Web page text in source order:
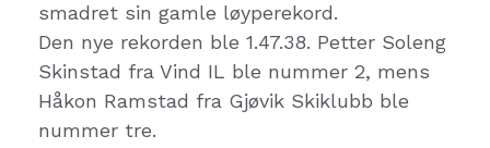
smadret sin gamle løyperekord.
Den nye rekorden ble 1.47.38. Petter Soleng
Skinstad fra Vind IL ble nummer 2, mens
Håkon Ramstad fra Gjøvik Skiklubb ble
nummer tre.